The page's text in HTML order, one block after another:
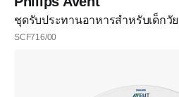
ชุดรับประทานอาหารสำหรับเด็กวั
SCF716/00